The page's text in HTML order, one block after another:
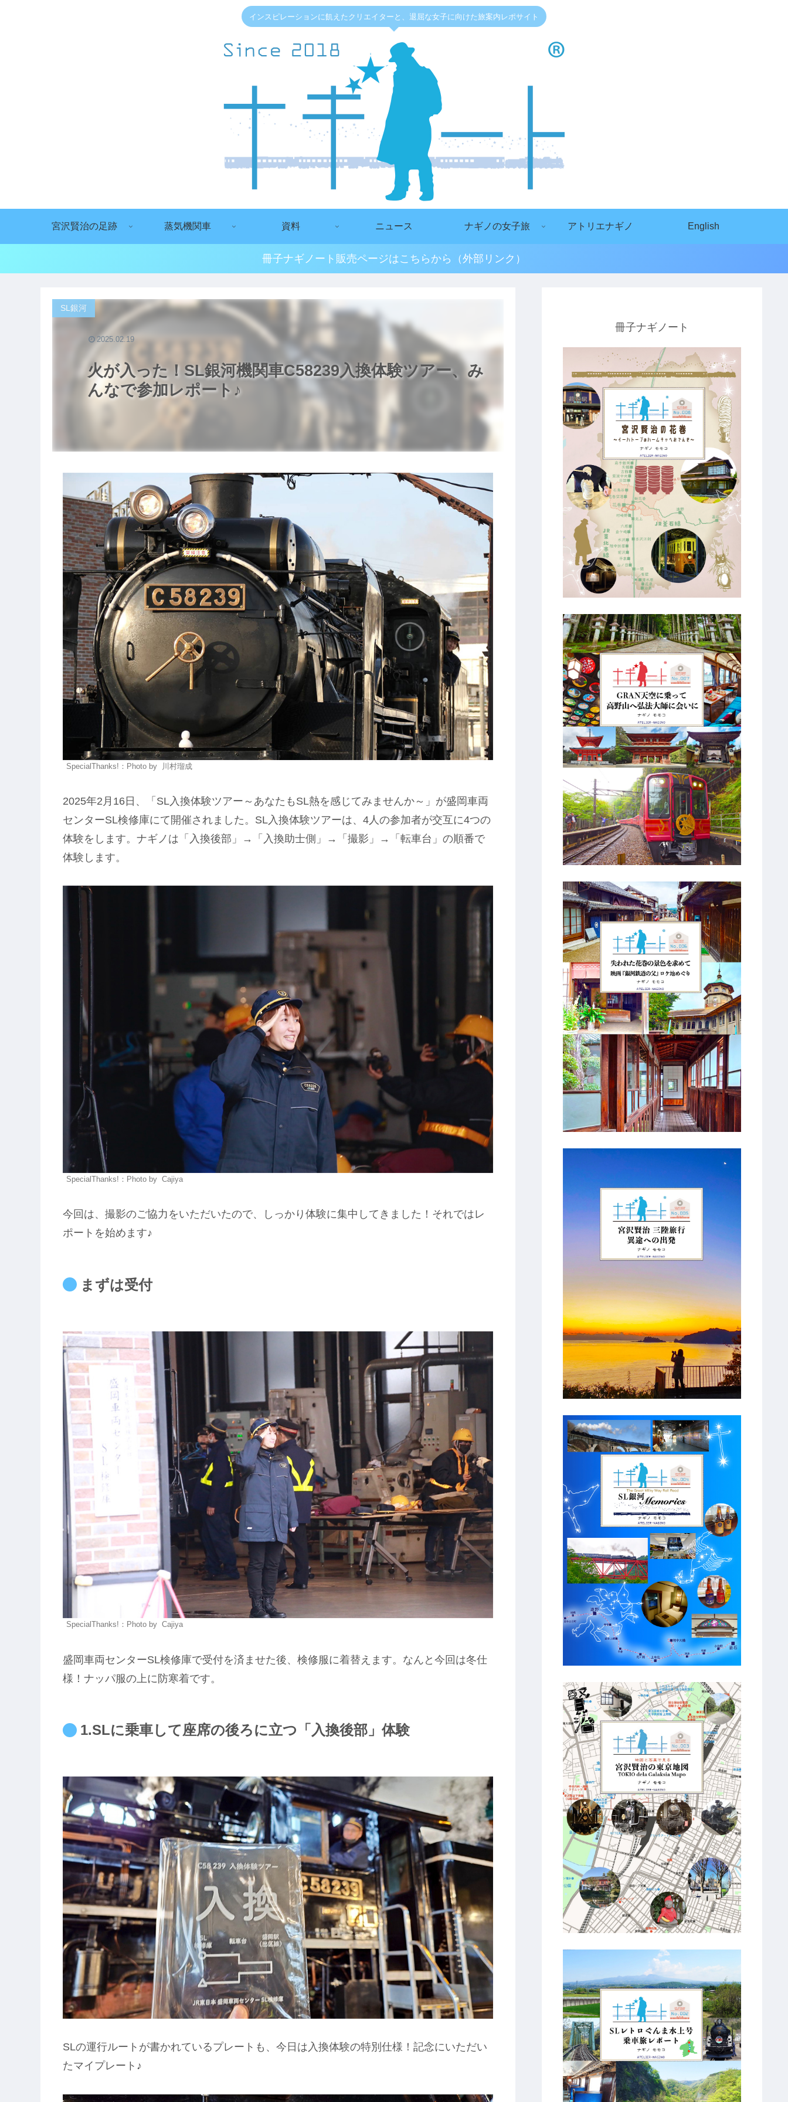
インスピレーションに飢えたクリエイターと、退屈な女子に向けた旅案内レポサイト
宮沢賢治の足跡 蒸気機関車 資料 ニュース ナギノの女子旅 アトリエナギノ English
冊子ナギノート販売ページはこちらから（外部リンク）
火が入った！SL銀河機関車C58239入換体験ツアー、み
んなで参加レポート♪
SL銀河
2025.02.19
SpecialThanks!：Photo by 川村瑠成
2025年2月16日、「SL入換体験ツアー～あなたもSL熱を感じてみませんか～」が盛岡車両
センターSL検修庫にて開催されました。SL入換体験ツアーは、4人の参加者が交互に4つの
体験をします。ナギノは「入換後部」→「入換助士側」→「撮影」→「転車台」の順番で
体験します。
SpecialThanks!：Photo by Cajiya
今回は、撮影のご協力をいただいたので、しっかり体験に集中してきました！それではレ
ポートを始めます♪
まずは受付
SpecialThanks!：Photo by Cajiya
盛岡車両センターSL検修庫で受付を済ませた後、検修服に着替えます。なんと今回は冬仕
様！ナッパ服の上に防寒着です。
1.SLに乗車して座席の後ろに立つ「入換後部」体験
SLの運行ルートが書かれているプレートも、今日は入換体験の特別仕様！記念にいただい
たマイプレート♪
冊子ナギノート